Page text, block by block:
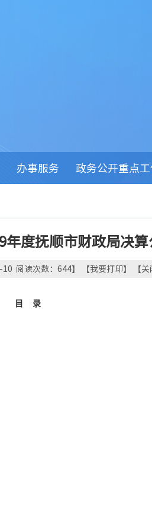
办事服务 政务公开重点
年度抚顺市财政局决
阅读次数： 644】 【我要打印】 【关
目 录